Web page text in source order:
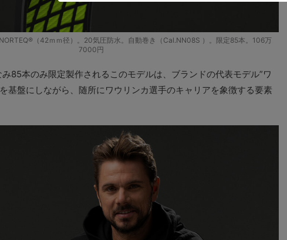
（42ｍｍ径）。20気圧防水。自動巻き（Cal.NN08S ）。限定85本。106万
7000円
85本のみ限定製作されるこのモデルは、ブランドの代表モデル”ワ
基盤にしながら、随所にワウリンカ選手のキャリアを象徴する要素